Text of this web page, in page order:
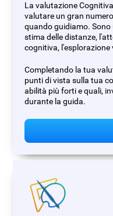
La valutazione
valutare un gran
quando guidiamo.
stima delle distanze,
cognitiva,
Completando la tua
punti di vista sulla tua
abilità più forti e quali,
durante la guida.